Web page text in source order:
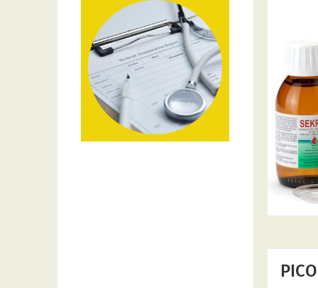
Sekrol
Terbinol (4)
Ticasse (10
Trisporin